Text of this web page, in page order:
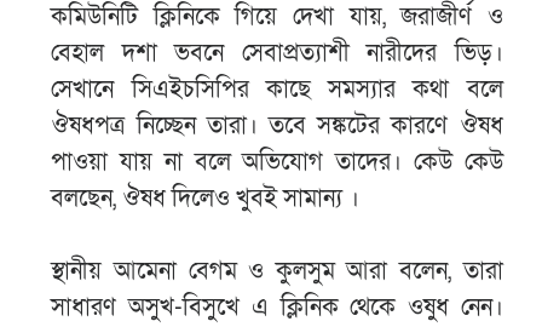
কমিউনিটি ক্লিনিকে গিয়ে দেখা যায়, জরাজীর্ণ ও
বেহাল দশা ভবনে সেবাপ্রত্যাশী নারীদের ভিড়।
সেখানে সিএইচসিপির কাছে সমস্যার কথা বলে
ঔষধপত্র নিচ্ছেন তারা। তবে সঙ্কটের কারণে ঔষধ
পাওয়া যায় না বলে অভিযোগ তাদের। কেউ কেউ
বলছেন, ঔষধ দিলেও খুবই সামান্য ।
স্থানীয় আমেনা বেগম ও কুলসুম আরা বলেন, তারা
সাধারণ অসুখ-বিসুখে এ ক্লিনিক থেকে ওষুধ নেন।